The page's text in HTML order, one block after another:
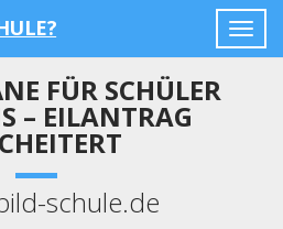
FÜR SCHÜLER
– EILANTRAG
schule.de